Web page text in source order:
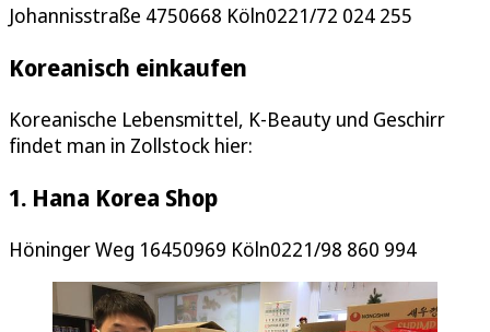
Johannisstraße 4750668 Köln0221/72 024 255
Koreanisch einkaufen
Koreanische Lebensmittel, K-Beauty und Geschirr
findet man in Zollstock hier:
1. Hana Korea Shop
Höninger Weg 16450969 Köln0221/98 860 994